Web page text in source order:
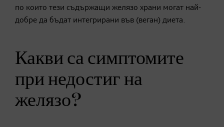
по които тези съдържащи желязо храни могат най-
добре да бъдат интегрирани във (веган) диета.
Какви са симптомите
при недостиг на
желязо?